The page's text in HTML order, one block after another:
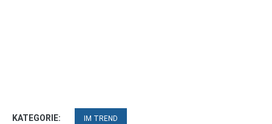
KATEGORIE: IM TREND